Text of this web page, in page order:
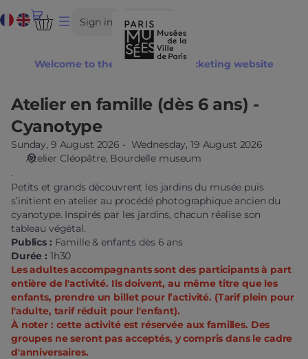
Welcome to the Paris Musées ticketing website
Current
Language
Dialog
Sign in Register
selection
14:01
Atelier
famille
(dès
ans)
Cyanotype]
Paris
Musées
Atelier
famille
(dès
ans)
-
Cyanotype
Atelier en famille (dès 6 ans) -
Cyanotype
Sunday, 9 August 2026
Wednesday, 19 August 2026
Atelier Cléopâtre Bourdelle museum
.
Petits et grands découvrent les jardins du musée puis
s’initient en atelier au procédé photographique ancien du
cyanotype. Inspirés par les jardins, chacun réalise son
tableau végétal.
Publics : Famille & enfants dès 6 ans
Durée : 1h30
Les adultes accompagnants sont des participants à part
entière de l'activité. Ils doivent, au même titre que les
enfants, prendre un billet pour l’activité. (Tarif plein pour
l'adulte, tarif réduit pour l'enfant).
À noter : cette activité est réservée aux familles. Des
groupes ne seront pas acceptés, y compris dans le cadre
d'anniversaires.